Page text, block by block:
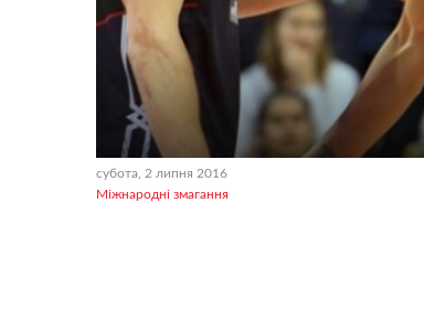
субота, 2 липня 2016
Міжнародні змагання